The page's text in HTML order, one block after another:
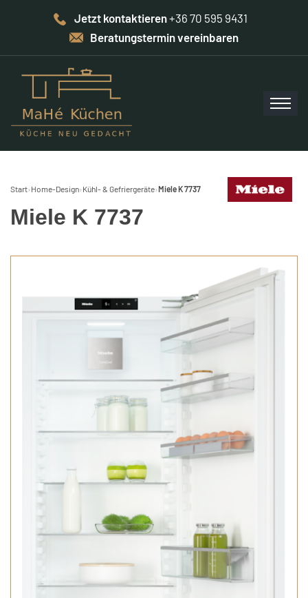
Jetzt kontaktieren+36 70 595 9431
Beratungstermin vereinbaren
Start› Home-Design› Kühl- & Gefriergeräte›Miele K 7737
Miele K 7737